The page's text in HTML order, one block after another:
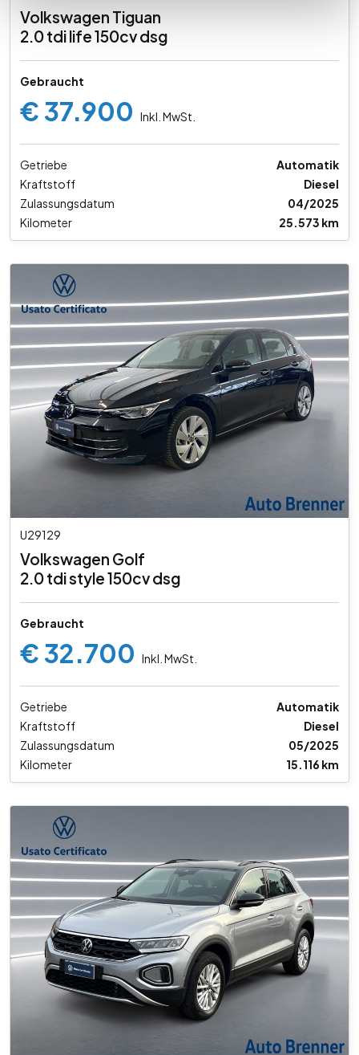
Volkswagen Tiguan
2.0 tdi life 150cv dsg
Gebraucht
€ 37.900 Inkl. MwSt.
Getriebe
Automatik
Kraftstoff
Diesel
Zulassungsdatum
04/2025
Kilometer
25.573 km
U29129
Volkswagen Golf
2.0 tdi style 150cv dsg
Gebraucht
€ 32.700 Inkl. MwSt.
Getriebe
Automatik
Kraftstoff
Diesel
Zulassungsdatum
05/2025
Kilometer
15.116 km